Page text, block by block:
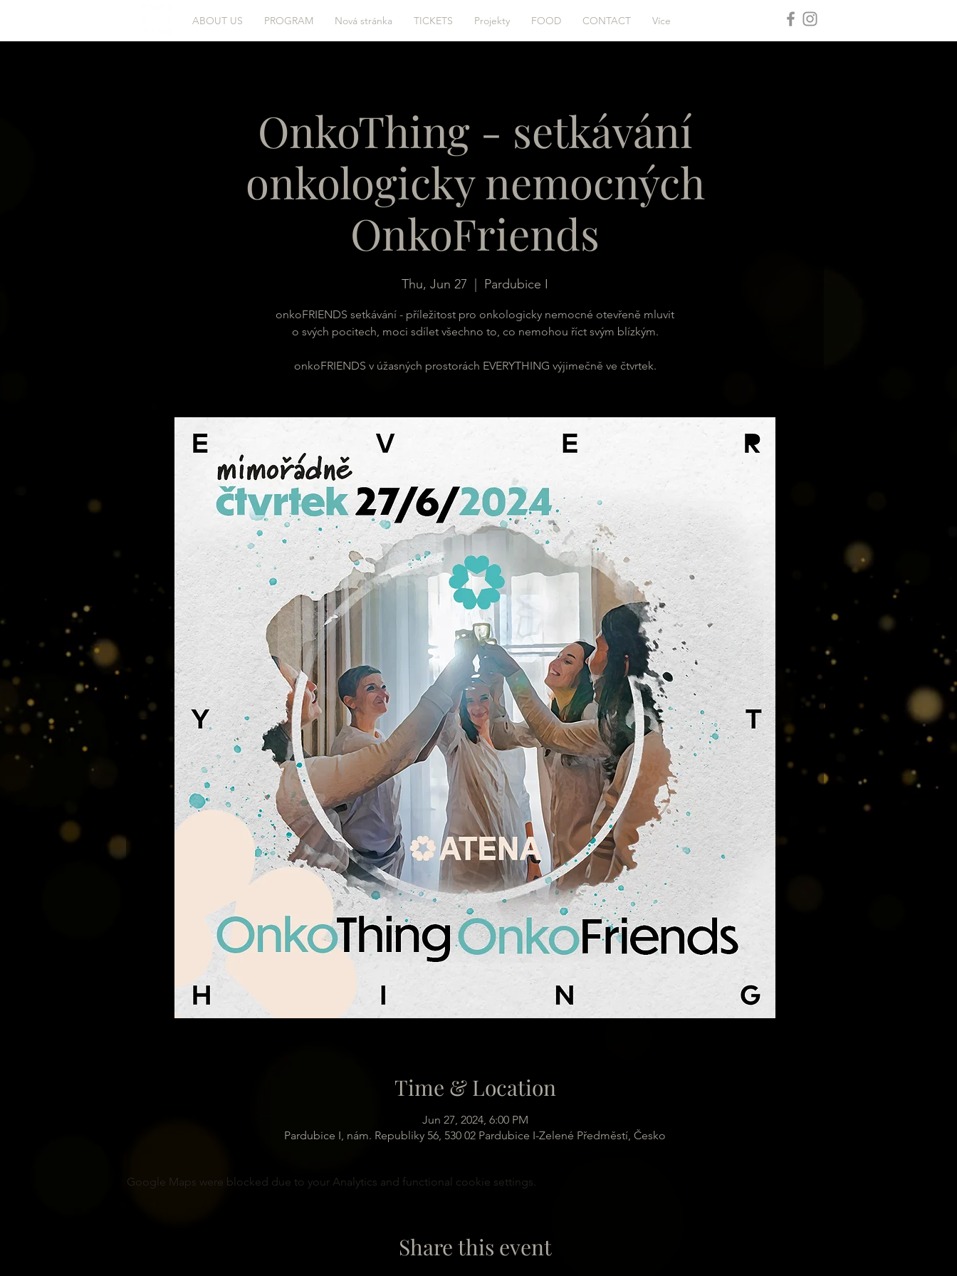
ABOUT US PROGRAM Nová stránka TICKETS Projekty FOOD CONTACT Více
OnkoThing - setkávání
onkologicky nemocných
OnkoFriends
Thu, Jun 27 Pardubice I
onkoFRIENDS setkávání - příležitost pro onkologicky nemocné otevřeně mluvit
o svých pocitech, moci sdílet všechno to, co nemohou říct svým blízkým.
onkoFRIENDS v úžasných prostorách EVERYTHING výjimečně ve čtvrtek.
Time & Location
Jun 27, 2024, 6:00 PM
Pardubice I, nám. Republiky 56, 530 02 Pardubice I-Zelené Předměstí, Česko
Google Maps were blocked due to your Analytics and functional cookie settings.
Share this event